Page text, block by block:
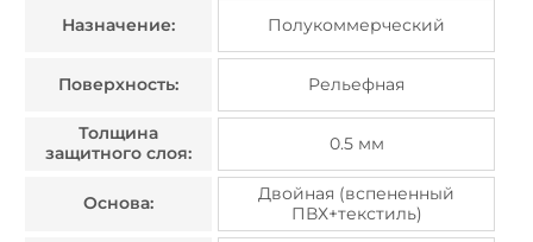
Назначение: Полукоммерческий
Поверхность: Рельефная
Толщина
защитного слоя:
0.5 мм
Основа:
Двойная (вспененный
ПВХ+текстиль)